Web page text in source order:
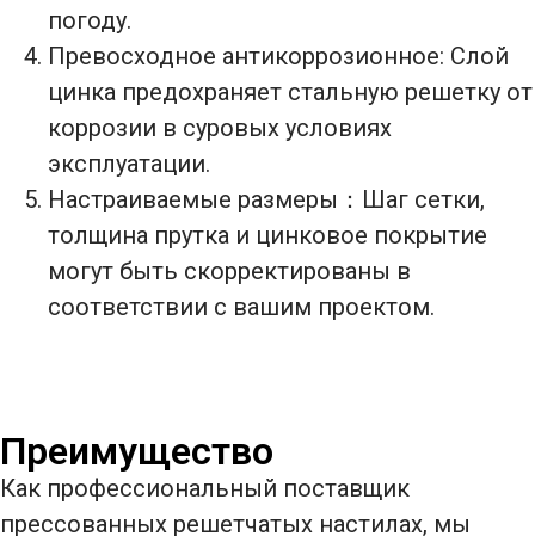
погоду.
Превосходное антикоррозионное: Слой
цинка предохраняет стальную решетку от
коррозии в суровых условиях
эксплуатации.
Настраиваемые размеры：Шаг сетки,
толщина прутка и цинковое покрытие
могут быть скорректированы в
соответствии с вашим проектом.
Преимущество
Как профессиональный поставщик
прессованных решетчатых настилах, мы